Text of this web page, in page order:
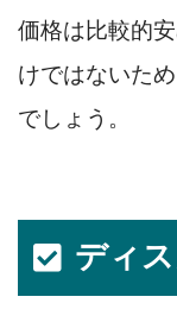
価格は比較的
けではないた
でしょう。
ディ